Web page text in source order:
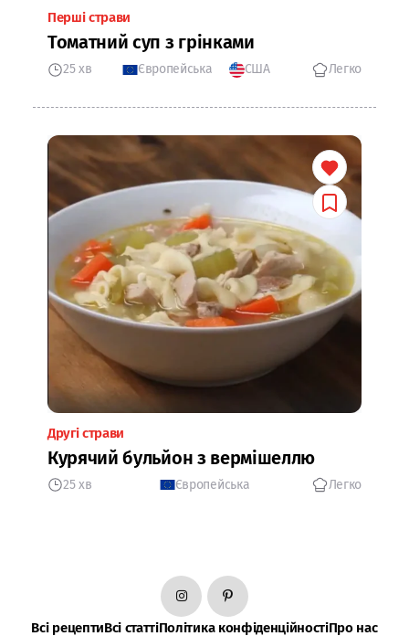
Перші страви
Томатний суп з грінками
25 хв Європейська США Легко
Другі страви
Курячий бульйон з вермішеллю
25 хв Європейська Легко
Всі рецептиВсі статтіПолітика конфіденційностіПро нас